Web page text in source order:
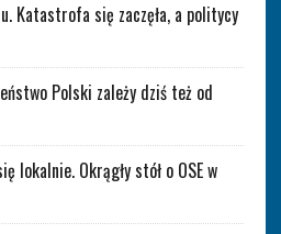
Katastrofa się zaczęła, a politycy
Polski zależy dziś też od
lokalnie. Okrągły stół o OSE w